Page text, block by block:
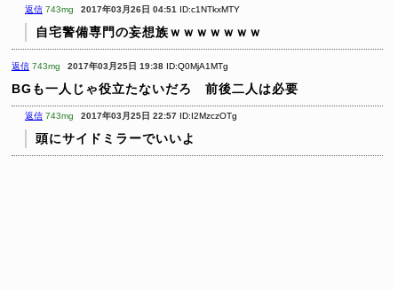
返信 743mg 2017年03月26日 04:51 ID:c1NTkxMTY
自宅警備専門の妄想族ｗｗｗｗｗｗｗ
返信 743mg 2017年03月25日 19:38 ID:Q0MjA1MTg
BGも一人じゃ役立たないだろ 前後二人は必要
返信 743mg 2017年03月25日 22:57 ID:I2MzczOTg
頭にサイドミラーでいいよ